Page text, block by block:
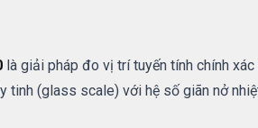
là giải pháp đo vị trí tuyến tính chính
(glass scale) với hệ số giãn nở